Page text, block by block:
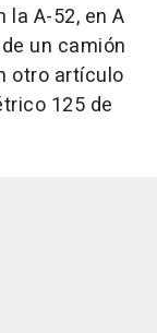
A-52, en A
un camión
otro artículo
125 de